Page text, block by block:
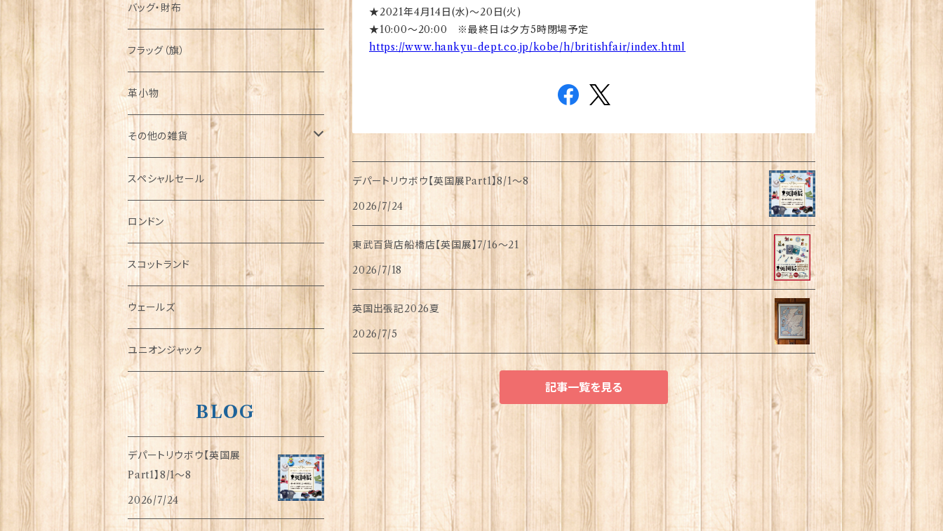
★2021年4月14日(水)～20日(火)
★10:00～20:00 ※最終日は夕方5時閉場予定
https://www.hankyu-dept.co.jp/kobe/h/britishfair/index.html
デパートリウボウ【英国展Part1】8/1〜8
2026/7/24
東武百貨店船橋店【英国展】7/16～21
2026/7/18
英国出張記2026夏
2026/7/5
記事一覧を見る
バッグ・財布
フラッグ（旗）
革小物
その他の雑貨
ミニカー
チャーム
犬グッズ
傘
指貫(シンブル)
スペシャルセール
ロンドン
スコットランド
ウェールズ
ユニオンジャック
BLOG
デパートリウボウ【英国展
Part1】8/1〜8
2026/7/24